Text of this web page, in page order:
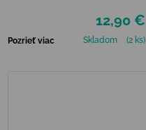
12,90 €
Pozrieť viac Skladom (2 ks)